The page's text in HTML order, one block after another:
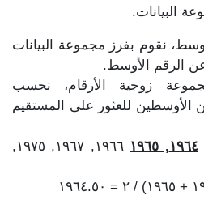
البيانات.
نقوم بفرز مجموعة البيانات
الرقم الأوسط.
زوجية الأرقام، نحسب
الأوسطين للعثور على المستقيم
١٩٦٤, ١٩٦٥
١٩٦٦, ١٩٦٧, ١٩٧٥,